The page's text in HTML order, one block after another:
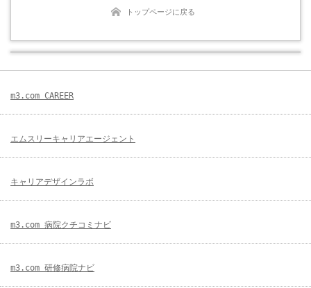
トップページに戻る
m3.com CAREER
エムスリーキャリアエージェント
キャリアデザインラボ
m3.com 病院クチコミナビ
m3.com 研修病院ナビ